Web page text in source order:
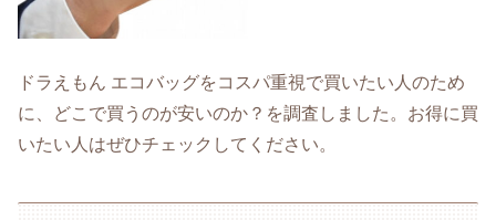
ドラえもん エコバッグをコスパ重視で買いたい人のため
に、どこで買うのが安いのか？を調査しました。お得に買
いたい人はぜひチェックしてください。